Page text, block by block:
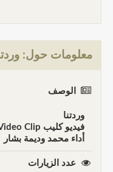
معلومات حول:
الوصف
وردتنا
فيديو كليب Video Clip
أداء محمد وديمة بشار
عدد الزيارات